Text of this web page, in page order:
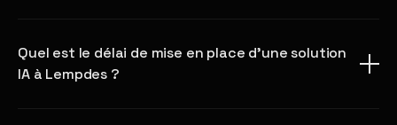
Quel est le délai de mise en place d'une solution
IA à Lempdes ?